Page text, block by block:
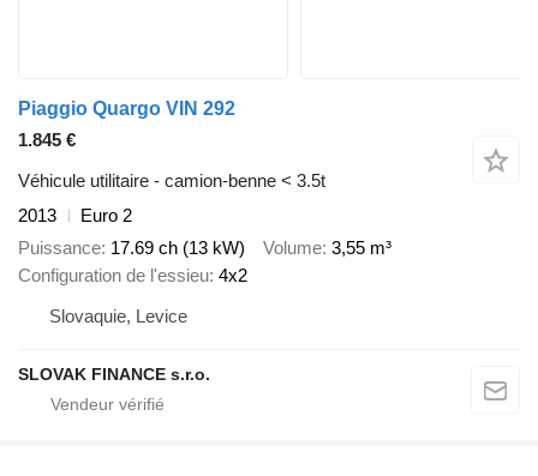
Piaggio Quargo VIN 292
1.845 €
Véhicule utilitaire - camion-benne < 3.5t
2013
Euro 2
Puissance 17.69 ch (13 kW) Volume 3,55 m³
Configuration de l'essieu 4x2
Slovaquie, Levice
SLOVAK FINANCE s.r.o.